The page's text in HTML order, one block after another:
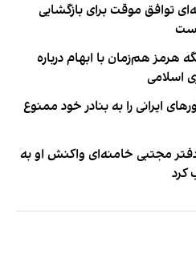
توافق موقت برای بازگشایی
هرمز هم‌زمان با ابهام درباره
اسلامی
ایرانی را به بنادر خود ممنوع
مجتبی خامنه‌ای واکنش او به
کرد